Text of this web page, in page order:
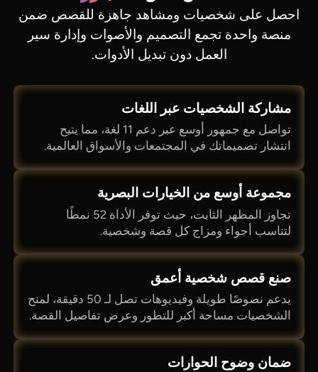
احصل على شخصيات ومشاهد جاهزة للقصص ضمن
منصة واحدة تجمع التصميم والأصوات وإدارة سير
العمل دون تبديل الأدوات.
مشاركة الشخصيات عبر اللغات
تواصل مع جمهور أوسع عبر دعم 11 لغة، مما يتيح
انتشار تصميماتك في المجتمعات والأسواق العالمية.
مجموعة أوسع من الخيارات البصرية
تجاوز المظهر الثابت، حيث توفر الأداة 52 نمطًا
لتناسب أجواء ومزاج كل قصة وشخصية.
صنع قصص شخصية أعمق
يدعم نصوصًا طويلة وفيديوهات تصل لـ 50 دقيقة، لمنح
الشخصيات مساحة أكبر للتطور وعرض تفاصيل القصة.
ضمان وضوح الحوارات